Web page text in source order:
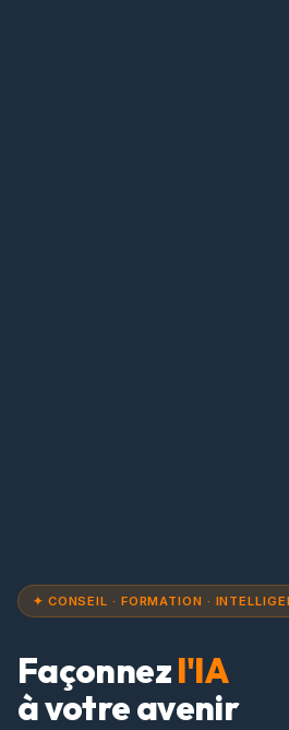
✦ CONSEIL · FORMATION ·
Façonnezl'IA
à votre avenir